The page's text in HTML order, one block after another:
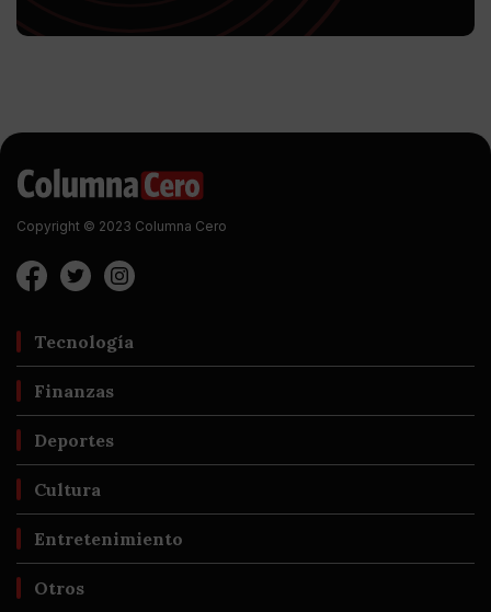
Copyright © 2023 Columna Cero
Tecnología
Finanzas
Deportes
Cultura
Entretenimiento
Otros